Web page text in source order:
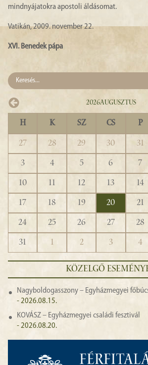
mindnyájatokra apostoli áldásomat.
Vatikán, 2009. november 22.
XVI. Benedek pápa
2026Augusztus
H K SZ CS P
27 28 29 30 31
3
4 5 6 7
10
11 12 13 14
17
18 19 20 21
24
25 26 27 28
31
1 2 3 4
KÖZELGŐ
Nagyboldogasszony – Egyházmegyei
- 2026.08.15.
KOVÁSZ – Egyházmegyei családi fesztivál
- 2026.08.20.